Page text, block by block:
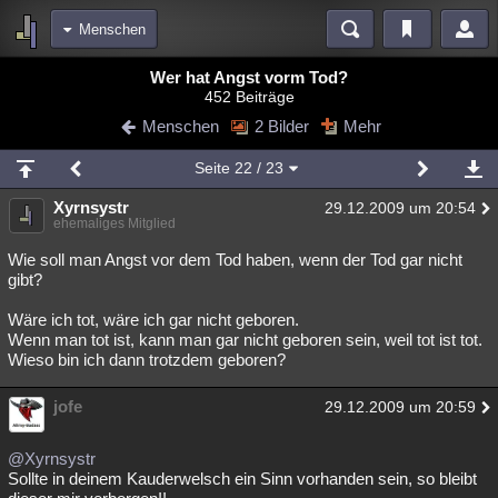
Menschen
Blogs Videos
Chat Wiki Neuigkeiten
meine Rubriken
Menschen Wissenschaft Mystery Kriminalfälle
Spiritualität Verschwörungen Technologie Ufologie
weitere Rubriken
Philosophie Träume Orte Esoterik
Astronomie Gaming Filme
Musik Clash
Übersichten
Wer hat Angst vorm Tod?
452 Beiträge
Menschen 2 Bilder Mehr
Seite 22 / 23
Xyrnsystr 29.12.2009 um 20:54
ehemaliges Mitglied
Wie soll man Angst vor dem Tod haben, wenn der Tod gar nicht
gibt?
Wäre ich tot, wäre ich gar nicht geboren.
Wenn man tot ist, kann man gar nicht geboren sein, weil tot ist tot.
Wieso bin ich dann trotzdem geboren?
jofe 29.12.2009 um 20:59
@Xyrnsystr
Sollte in deinem Kauderwelsch ein Sinn vorhanden sein, so bleibt